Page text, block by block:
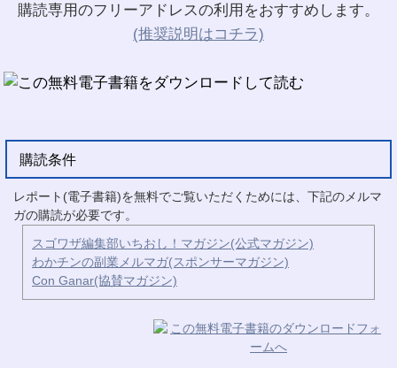
購読専用のフリーアドレスの利用をおすすめします。
(推奨説明はコチラ)
購読条件
レポート(電子書籍)を無料でご覧いただくためには、下記のメルマ
ガの購読が必要です。
スゴワザ編集部いちおし！マガジン(公式マガジン)
わかチンの副業メルマガ(スポンサーマガジン)
Con Ganar(協賛マガジン)